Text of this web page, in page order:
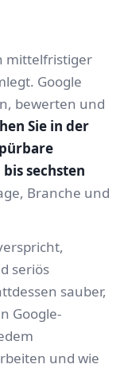
mittelfristiger
Google
bewerten und
Sie in der
sechsten
Branche und
seriös
sauber,
Google-
und wie